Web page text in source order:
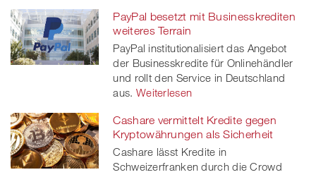
PayPal besetzt mit Businesskrediten
weiteres Terrain
PayPal institutionalisiert das Angebot
der Businesskredite für Onlinehändler
und rollt den Service in Deutschland
aus. Weiterlesen
Cashare vermittelt Kredite gegen
Kryptowährungen als Sicherheit
Cashare lässt Kredite in
Schweizerfranken durch die Crowd